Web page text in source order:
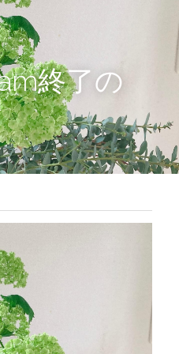
終了の